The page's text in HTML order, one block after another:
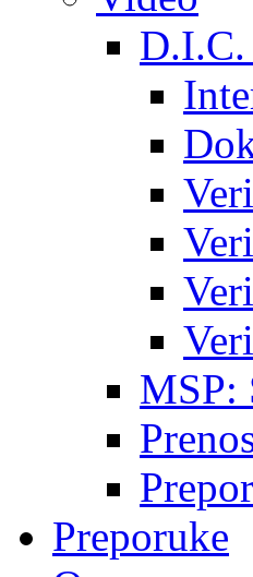
D.I.C.
MSP:
Preporuke